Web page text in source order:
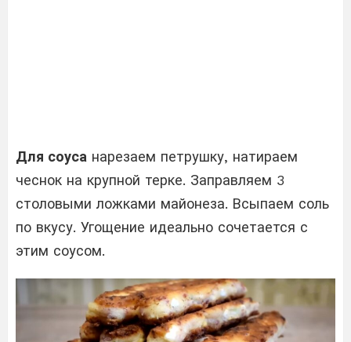
Для соуса нарезаем петрушку, натираем
чеснок на крупной терке. Заправляем 3
столовыми ложками майонеза. Всыпаем соль
по вкусу. Угощение идеально сочетается с
этим соусом.